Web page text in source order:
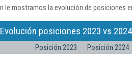
le mostramos la evolución de posiciones
Evolución posiciones 2023 vs
Posición 2023 Posición 2024